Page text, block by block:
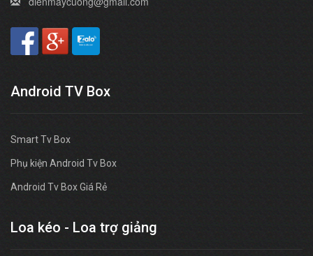
Android TV Box
Smart Tv Box
Phụ kiện Android Tv Box
Android Tv Box Giá Rẻ
Loa kéo - Loa trợ giảng